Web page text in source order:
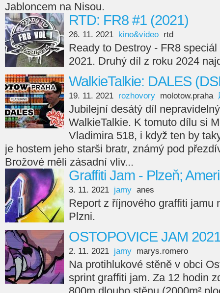
Jabloncem na Nisou.
RTD: FR8 #1 (2021)
26. 11. 2021 kino&video rtd
Ready to Destroy - FR8
2021. Druhý díl z roku 2024
WalkieTalkie: DALES
19. 11. 2021 rozhovory molotow.praha
Jubilejní desátý díl
WalkieTalkie. K tomuto dílu si
Vladimira 518, i když ten by
je hostem jeho starši bratr, známý pod
Brožové měli zásadní vliv...
Graffiti Jam - Plzeň;
3. 11. 2021 jamy anes
Report z říjnového graffiti jamu
Plzni.
OSTOPOVICE JAM
2. 11. 2021 jamy marys.romero
Na protihlukové stěně v obci
sprint graffiti jam. Za 12 hodin